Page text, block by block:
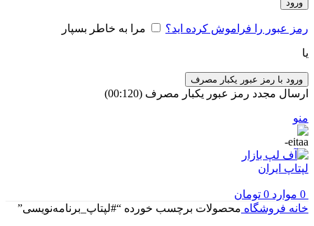
ورود
رمز عبور را فراموش کرده اید؟ مرا به خاطر بسپار
یا
ورود با رمز عبور یکبار مصرف
ارسال مجدد رمز عبور یکبار مصرف (00:
120
)
منو
0 موارد 0 تومان
خانه فروشگاه محصولات برچسب خورده “#لپتاپ_برنامه‌نویسی”